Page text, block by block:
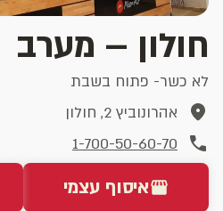
חולון – מערב
לא כשר- פתוח בשבת
אהרונוביץ 2, חולון
1-700-50-60-70
איסוף עצמי